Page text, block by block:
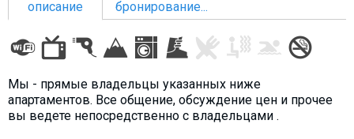
описание
бронирование...
Мы - прямые владельцы указанных ниже
апартаментов. Все общение, обсуждение цен и прочее
вы ведете непосредственно с владельцами .
ПРОЖИВАНИЕ
Квартиры